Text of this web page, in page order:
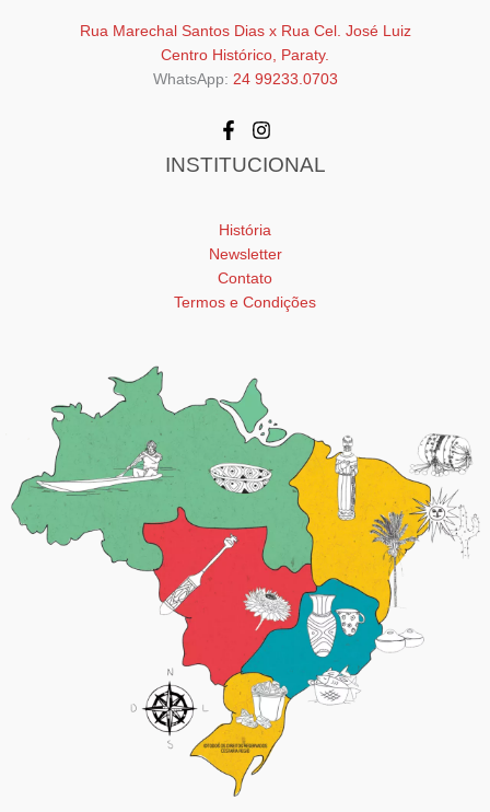
Rua Marechal Santos Dias x Rua Cel. José Luiz
Centro Histórico, Paraty.
WhatsApp: 24 99233.0703
INSTITUCIONAL
História
Newsletter
Contato
Termos e Condições